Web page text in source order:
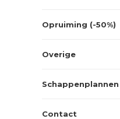
Opruiming (-50%)
Overige
Schappenplannen
Contact